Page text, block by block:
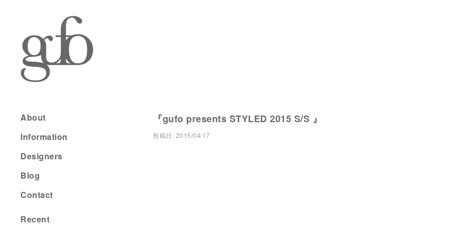
『gufo presents STYLED 2015 S/S 』
投稿日: 2015/04/17
About
Information
Designers
Blog
Contact
Recent